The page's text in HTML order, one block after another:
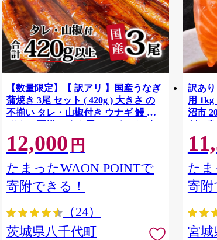
【数量限定】【 訳アリ 】国産うなぎ
蒲焼き 3尾 セット ( 420g ) 大きさ の
不揃い タレ・山椒付き ウナギ 鰻 ふ
ぞろい 不揃い うな重 ひつまぶし 人
気 茨城 八千代町 ふるさと納税 冷凍
[SF951ya]
12,000 円
たまったWAON POINTで
寄附できる！
（24）
茨城県八千代町
訳あ
用
沼市
刺し
銀鮭
たま
寄附
宮城